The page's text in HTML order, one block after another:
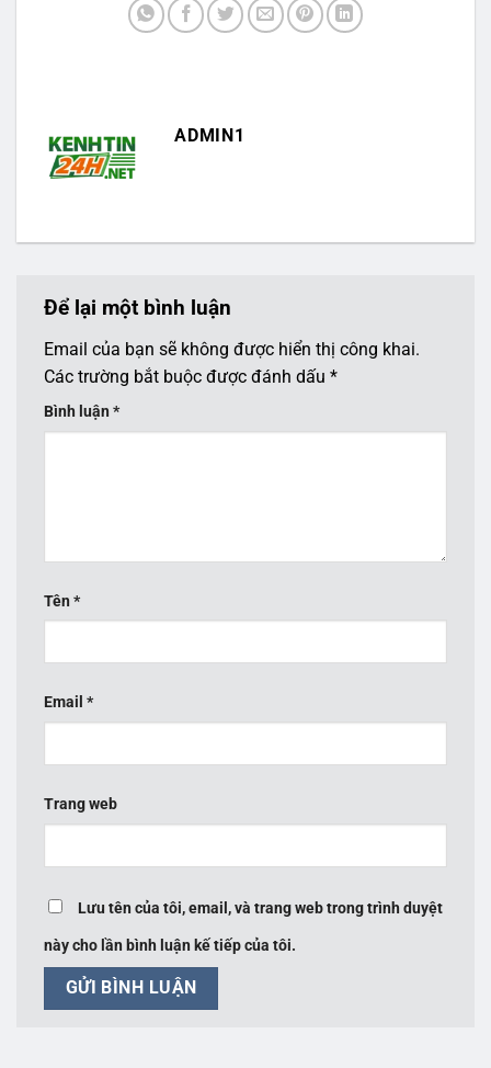
ADMIN1
Để lại một bình luận
Email của bạn sẽ không được hiển thị công khai.
Các trường bắt buộc được đánh dấu *
Bình luận *
Tên *
Email *
Trang web
Lưu tên của tôi, email, và trang web trong trình duyệt
này cho lần bình luận kế tiếp của tôi.